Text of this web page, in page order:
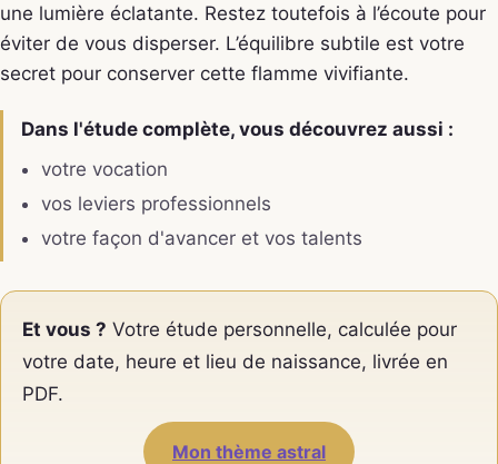
une lumière éclatante. Restez toutefois à l’écoute pour
éviter de vous disperser. L’équilibre subtile est votre
secret pour conserver cette flamme vivifiante.
Dans l'étude complète, vous découvrez aussi :
votre vocation
vos leviers professionnels
votre façon d'avancer et vos talents
Et vous ? Votre étude personnelle, calculée pour
votre date, heure et lieu de naissance, livrée en
PDF.
Mon thème astral